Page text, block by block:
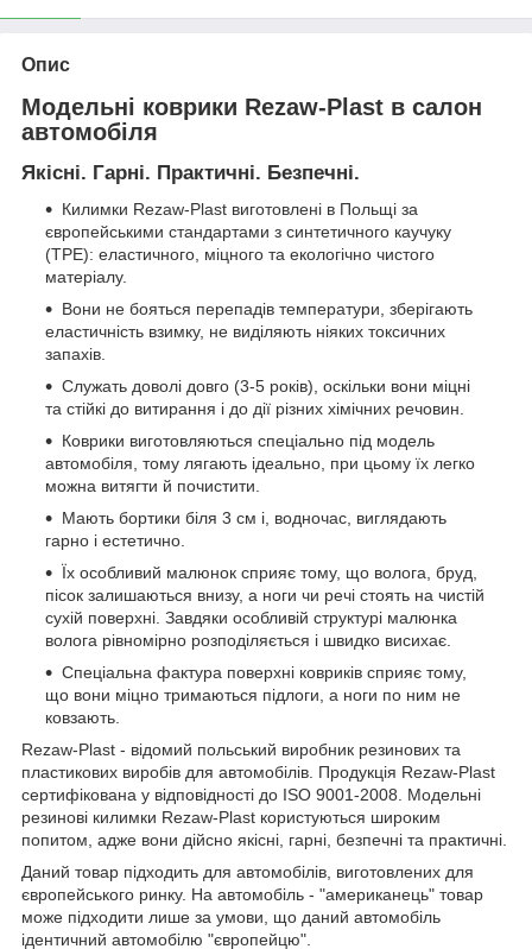
Опис
Модельні коврики Rezaw-Plast в салон
автомобіля
Якісні. Гарні. Практичні. Безпечні.
Килимки Rezaw-Plast виготовлені в Польщі за
європейськими стандартами з синтетичного каучуку
(ТРЕ): еластичного, міцного та екологічно чистого
матеріалу.
Вони не бояться перепадів температури, зберігають
еластичність взимку, не виділяють ніяких токсичних
запахів.
Служать доволі довго (3-5 років), оскільки вони міцні
та стійкі до витирання і до дії різних хімічних речовин.
Коврики виготовляються спеціально під модель
автомобіля, тому лягають ідеально, при цьому їх легко
можна витягти й почистити.
Мають бортики біля 3 см і, водночас, виглядають
гарно і естетично.
Їх особливий малюнок сприяє тому, що волога, бруд,
пісок залишаються внизу, а ноги чи речі стоять на чистій
сухій поверхні. Завдяки особливій структурі малюнка
волога рівномірно розподіляється і швидко висихає.
Спеціальна фактура поверхні ковриків сприяє тому,
що вони міцно тримаються підлоги, а ноги по ним не
ковзають.
Rezaw-Plast - відомий польський виробник резинових та
пластикових виробів для автомобілів. Продукція Rezaw-Plast
сертифікована у відповідності до ISO 9001-2008. Модельні
резинові килимки Rezaw-Plast користуються широким
попитом, адже вони дійсно якісні, гарні, безпечні та практичні.
Даний товар підходить для автомобілів, виготовлених для
європейського ринку. На автомобіль - "американець" товар
може підходити лише за умови, що даний автомобіль
ідентичний автомобілю "європейцю".